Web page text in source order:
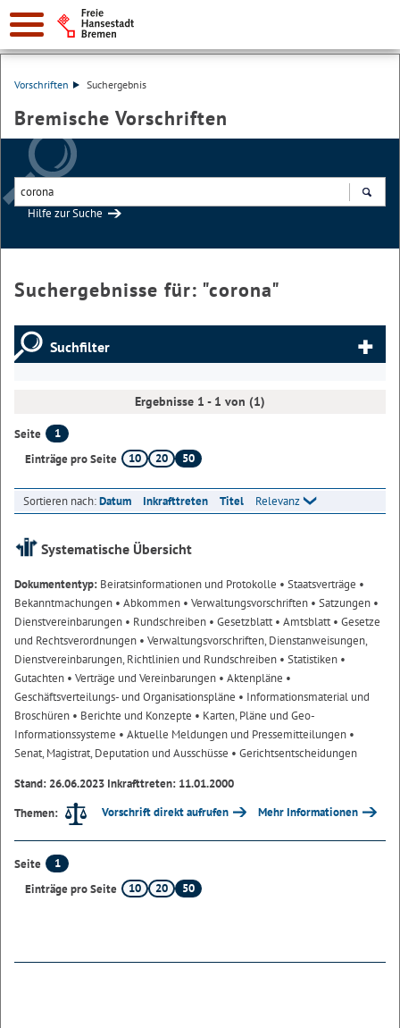
Vorschriften Suchergebnis
Bremische Vorschriften
Hilfe zur Suche
Suchergebnisse für: "corona"
Suchfilter
Ergebnisse 1 - 1 von (1)
Seite
1
Einträge pro Seite
10 20 50
Sortieren nach:Datum Inkrafttreten Titel Relevanz
Systematische Übersicht
Dokumententyp: Beiratsinformationen und Protokolle • Staatsverträge •
Bekanntmachungen • Abkommen • Verwaltungsvorschriften • Satzungen •
Dienstvereinbarungen • Rundschreiben • Gesetzblatt• Amtsblatt• Gesetze
und Rechtsverordnungen • Verwaltungsvorschriften, Dienstanweisungen,
Dienstvereinbarungen, Richtlinien und Rundschreiben • Statistiken •
Gutachten • Verträge und Vereinbarungen • Aktenpläne •
Geschäftsverteilungs- und Organisationspläne • Informationsmaterial und
Broschüren • Berichte und Konzepte • Karten, Pläne und Geo-
Informationssysteme • Aktuelle Meldungen und Pressemitteilungen •
Senat, Magistrat, Deputation und Ausschüsse • Gerichtsentscheidungen
Stand: 26.06.2023 Inkrafttreten: 11.01.2000
Themen:
Vorschrift direkt aufrufen Mehr Informationen
Seite
1
Einträge pro Seite
10 20 50